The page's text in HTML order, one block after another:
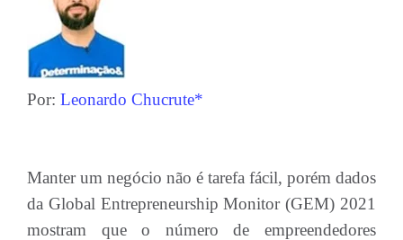
Por: Leonardo Chucrute*
Manter um negócio não é tarefa fácil, porém dados
da Global Entrepreneurship Monitor (GEM) 2021
mostram que o número de empreendedores